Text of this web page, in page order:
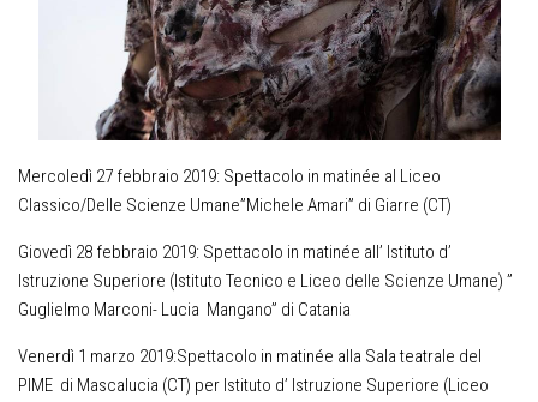
Mercoledì 27 febbraio 2019: Spettacolo in matinée al Liceo
Classico/Delle Scienze Umane”Michele Amari” di Giarre (CT)
Giovedì 28 febbraio 2019: Spettacolo in matinée all’ Istituto d’
Istruzione Superiore (Istituto Tecnico e Liceo delle Scienze Umane) ”
Guglielmo Marconi- Lucia Mangano” di Catania
Venerdì 1 marzo 2019:Spettacolo in matinée alla Sala teatrale del
PIME di Mascalucia (CT) per Istituto d’ Istruzione Superiore (Liceo